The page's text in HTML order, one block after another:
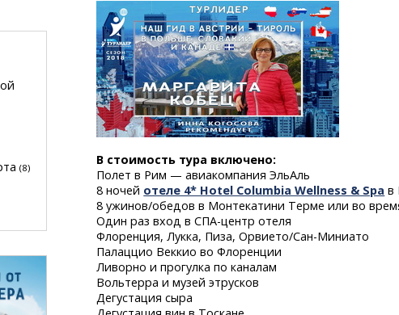
В стоимость тура включено:
Полет в Рим — авиакомпания ЭльАль
8 ночей отеле 4* Hotel Columbia Wellness & Spa в
8 ужинов/обедов в Монтекатини Терме или во
Один раз входв СПА-центр отеля
Флоренция, Лукка, Пиза,Орвието/Сан-Миниато
Палаццио Веккио во Флоренции
Ливорно и прогулка по каналам
Вольтерра и музей этрусков
Дегустация сыра
(8)